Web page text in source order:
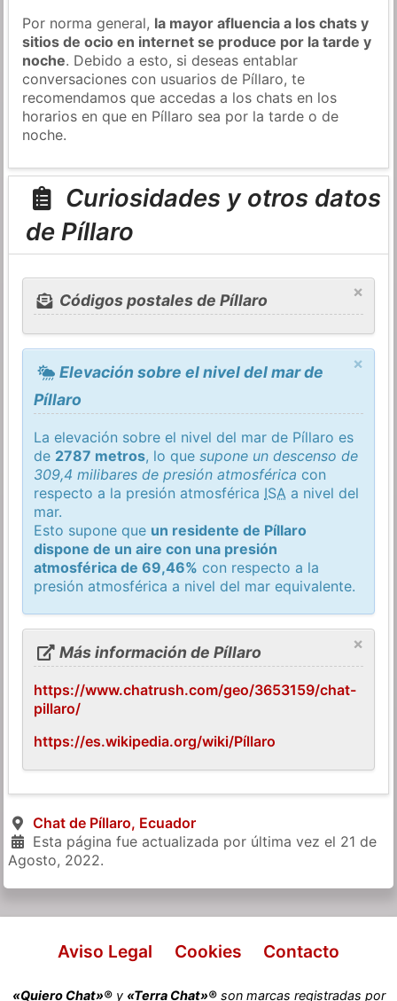
Por norma general, la mayor afluencia a los chats y
sitios de ocio en internet se produce por la tarde y
noche. Debido a esto, si deseas entablar
conversaciones con usuarios de Píllaro, te
recomendamos que accedas a los chats en los
horarios en que en Píllaro sea por la tarde o de
noche.
Curiosidades y otros datos
de Píllaro
×
Códigos postales de Píllaro
×
Elevación sobre el nivel del mar de
Píllaro
La elevación sobre el nivel del mar de Píllaro es
de 2787 metros, lo quesupone un descenso de
309,4 milibares de presión atmosférica con
respecto a la presión atmosférica ISA a nivel del
mar.
Esto supone que un residente de Píllaro
dispone de un aire con una presión
atmosférica de 69,46% con respecto a la
presión atmosférica a nivel del mar equivalente.
×
Más información de Píllaro
https://www.chatrush.com/geo/3653159/chat-
pillaro/
https://es.wikipedia.org/wiki/Píllaro
Chat de Píllaro, Ecuador
Esta página fue actualizada por última vez el 21 de
Agosto, 2022.
Aviso Legal Cookies Contacto
«Quiero Chat»®y «Terra Chat»®son marcas registradas por